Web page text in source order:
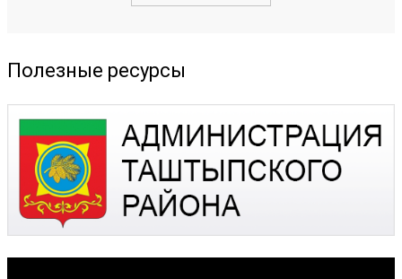
Полезные ресурсы